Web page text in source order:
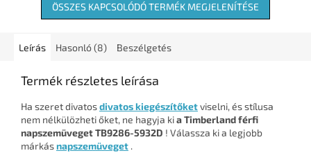
ÖSSZES KAPCSOLÓDÓ TERMÉK MEGJELENÍTÉSE
Leírás Hasonló (8) Beszélgetés
Termék részletes leírása
Ha szeret divatosdivatos kiegészítőketviselni, és stílusa
nem nélkülözheti őket, ne hagyja kia Timberland férfi
napszemüveget TB9286-5932D ! Válassza ki a legjobb
márkásnapszemüveget .